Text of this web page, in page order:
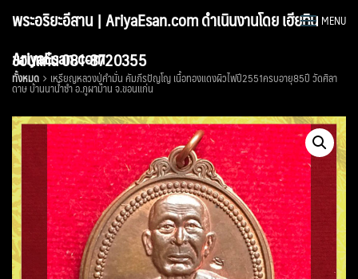
พระอริยะอีสาน | AriyaEsan.com ดำเนินงานโดย เฮียทิน
ขอนแก่น 081-8720355
MENU
AriyaEsan.com
ทั้งหมด เหรียญหลวงปู่คำมั่น คัมภีรปัญโญ เนื้อทองแดงผิวไฟปี2551ครบอายุ85ปี วัดศิลา
ดาษ บ้านนาน้ำซำ อ.ภูผาม่าน จ.ขอนแก่น